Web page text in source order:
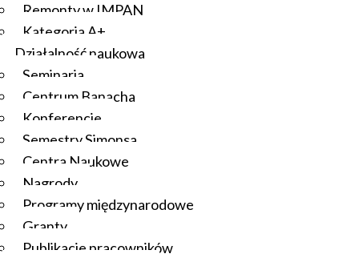
Remonty w IMPAN
Kategoria A+
Działalność naukowa
Seminaria
Centrum Banacha
Konferencje
Semestry Simonsa
Centra Naukowe
Nagrody
Programy międzynarodowe
Granty
Publikacje pracowników